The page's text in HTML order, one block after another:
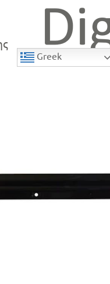
Greek